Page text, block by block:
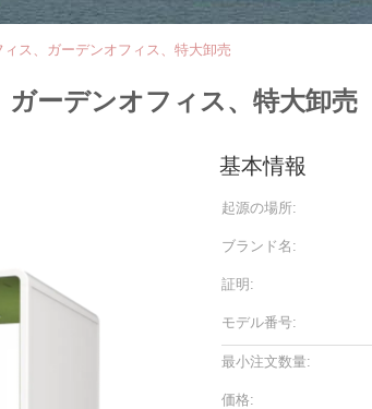
ス、ガーデンオフィス、特大卸売
ーデンオフィス、特大卸売
基本情報
起源の場所:
ブランド名:
証明:
モデル番号:
最小注文数量:
価格: